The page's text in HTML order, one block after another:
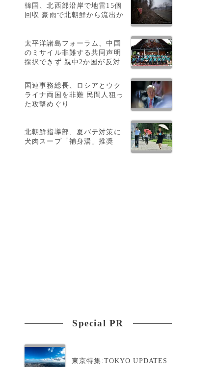
韓国、北西部沿岸で地雷15個
回収 豪雨で北朝鮮から流出か
太平洋諸島フォーラム、中国
のミサイル非難する共同声明
採択できず 親中2か国が反対
国連事務総長、ロシアとウク
ライナ両国を非難 民間人狙っ
た攻撃めぐり
北朝鮮指導部、夏バテ対策に
犬肉スープ「補身湯」推奨
Special PR
東京特集:TOKYO UPDATES